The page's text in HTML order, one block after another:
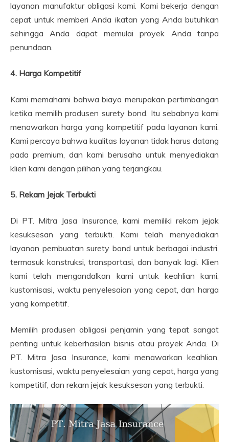
layanan manufaktur obligasi kami. Kami bekerja dengan
cepat untuk memberi Anda ikatan yang Anda butuhkan
sehingga Anda dapat memulai proyek Anda tanpa
penundaan.
4. Harga Kompetitif
Kami memahami bahwa biaya merupakan pertimbangan
ketika memilih produsen surety bond. Itu sebabnya kami
menawarkan harga yang kompetitif pada layanan kami.
Kami percaya bahwa kualitas layanan tidak harus datang
pada premium, dan kami berusaha untuk menyediakan
klien kami dengan pilihan yang terjangkau.
5. Rekam Jejak Terbukti
Di PT. Mitra Jasa Insurance, kami memiliki rekam jejak
kesuksesan yang terbukti. Kami telah menyediakan
layanan pembuatan surety bond untuk berbagai industri,
termasuk konstruksi, transportasi, dan banyak lagi. Klien
kami telah mengandalkan kami untuk keahlian kami,
kustomisasi, waktu penyelesaian yang cepat, dan harga
yang kompetitif.
Memilih produsen obligasi penjamin yang tepat sangat
penting untuk keberhasilan bisnis atau proyek Anda. Di
PT. Mitra Jasa Insurance, kami menawarkan keahlian,
kustomisasi, waktu penyelesaian yang cepat, harga yang
kompetitif, dan rekam jejak kesuksesan yang terbukti.